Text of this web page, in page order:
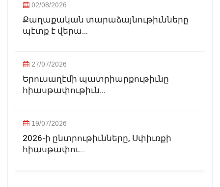
02/08/2026
Քաղաքական տարաձայնութիւնները
պէտք է վերա...
27/07/2026
Երուսաղէմի պատրիարքութիւնը
հիասթափութիւն...
19/07/2026
2026-ի ընտրութիւնները, Սփիւռքի
հիասթափու...